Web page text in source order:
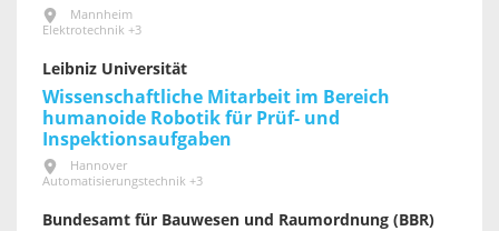
Mannheim
Elektrotechnik +3
Leibniz Universität
Wissenschaftliche Mitarbeit im Bereich
humanoide Robotik für Prüf- und
Inspektionsaufgaben
Hannover
Automatisierungstechnik +3
Bundesamt für Bauwesen und Raumordnung (BBR)